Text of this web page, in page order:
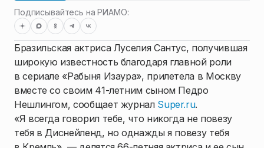
Подписывайтесь на РИАМО:
Бразильская актриса Луселия Сантус, получившая
широкую известность благодаря главной роли
в сериале «Рабыня Изаура», прилетела в Москву
вместе со своим 41-летним сыном Педро
Нешлингом, сообщает журнал Super.ru.
«Я всегда говорил тебе, что никогда не повезу
тебя в Диснейленд, но однажды я повезу тебя